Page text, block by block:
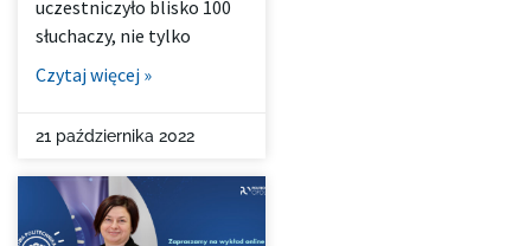
uczestniczyło blisko 100
słuchaczy, nie tylko
Czytaj więcej »
21 października 2022